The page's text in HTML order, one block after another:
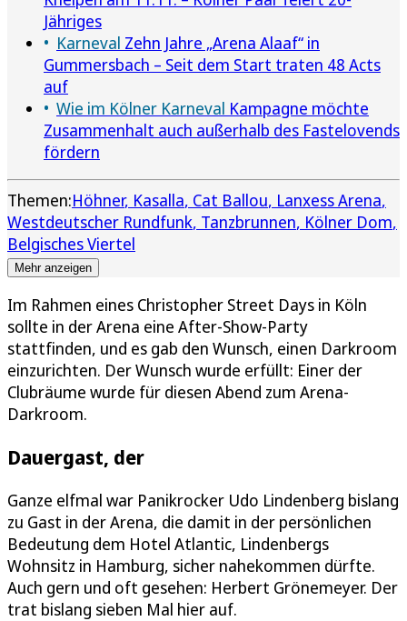
Jähriges
Karneval Zehn Jahre „Arena Alaaf“ in
Gummersbach – Seit dem Start traten 48 Acts
auf
Wie im Kölner Karneval Kampagne möchte
Zusammenhalt auch außerhalb des Fastelovends
fördern
Themen:Höhner Kasalla Cat Ballou Lanxess Arena
Westdeutscher Rundfunk Tanzbrunnen Kölner Dom
Belgisches Viertel
Mehr anzeigen
Im Rahmen eines Christopher Street Days in Köln
sollte in der Arena eine After-Show-Party
stattfinden, und es gab den Wunsch, einen Darkroom
einzurichten. Der Wunsch wurde erfüllt: Einer der
Clubräume wurde für diesen Abend zum Arena-
Darkroom.
Dauergast, der
Ganze elfmal war Panikrocker Udo Lindenberg bislang
zu Gast in der Arena, die damit in der persönlichen
Bedeutung dem Hotel Atlantic, Lindenbergs
Wohnsitz in Hamburg, sicher nahekommen dürfte.
Auch gern und oft gesehen: Herbert Grönemeyer. Der
trat bislang sieben Mal hier auf.